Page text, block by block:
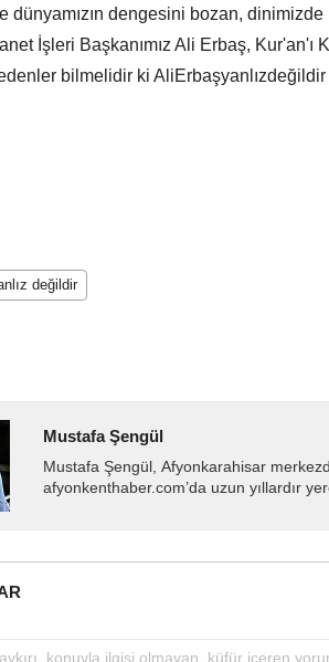
dünyamızın dengesini bozan,
İşleri Başkanımız Ali Erbaş, Kur'an'ı
bilmelidir ki AliErbaşyanlızdeğildir
değildir
Mustafa Şengül
Mustafa Şengül, Afyonkarahisar
afyonkenthaber.com’da uzun yıllardır